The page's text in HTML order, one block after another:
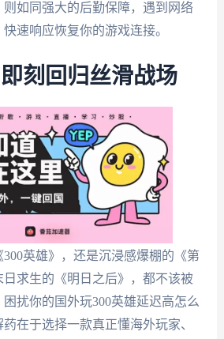
则如同强大的后勤保障，遇到网络
速响应恢复你的游戏连接。
刻回归丝滑战场
英雄》，还是沉浸感爆棚的《第
求生的《明日之后》，都不该被
扰你的国外玩300英雄延迟高怎么
在于选择一款真正懂海外玩家、